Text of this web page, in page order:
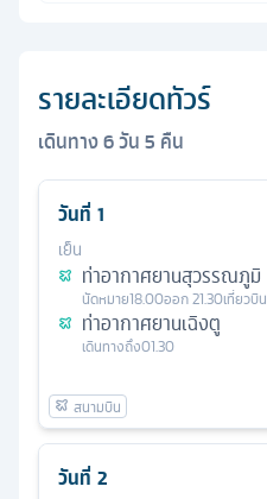
รายละเอียดทัวร์
เดินทาง6วัน5 คืน
วันที่ 1
เย็น
ท่าอากาศยานสุวรรณภูมิ
นัดหมาย18.00ออก21.30เที่ยวบิน
ท่าอากาศยานเฉิงตู
เดินทางถึง01.30
วันที่ 2